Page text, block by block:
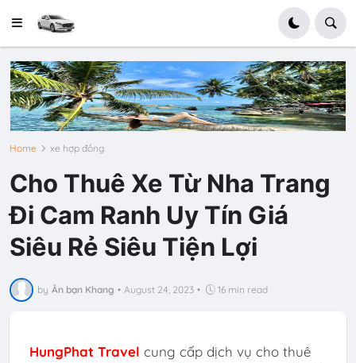
Home xe hợp đồng
Cho Thuê Xe Từ Nha Trang
Đi Cam Ranh Uy Tín Giá
Siêu Rẻ Siêu Tiện Lợi
by Ân bạn Khang • August 24, 2023 • 16 min read
HungPhat Travel cung cấp dịch vụ cho thuê